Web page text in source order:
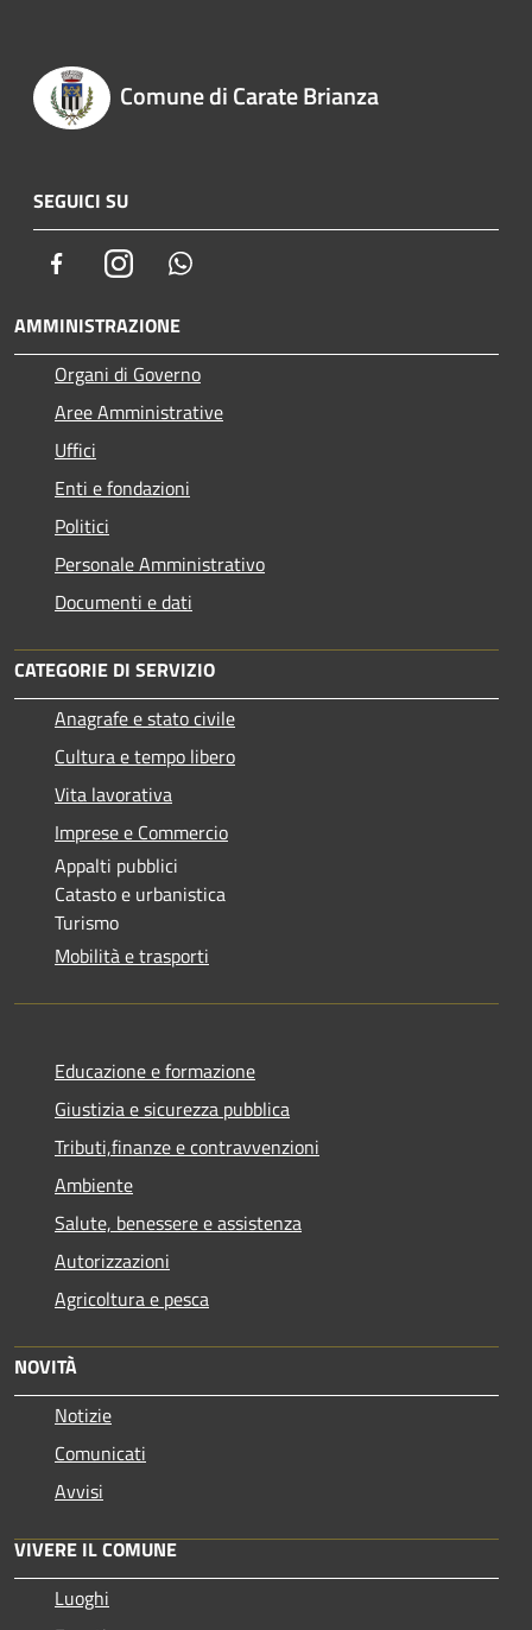
Comune di Carate Brianza
SEGUICI SU
FacebookInstagram
AMMINISTRAZIONE
Organi di Governo
Aree Amministrative
Uffici
Enti e fondazioni
Politici
Personale Amministrativo
Documenti e dati
CATEGORIE DI SERVIZIO
Anagrafe e stato civile
Cultura e tempo libero
Vita lavorativa
Imprese e Commercio
Appalti pubblici
Catasto e urbanistica
Turismo
Mobilità e trasporti
Educazione e formazione
Giustizia e sicurezza pubblica
Tributi,finanze e contravvenzioni
Ambiente
Salute, benessere e assistenza
Autorizzazioni
Agricoltura e pesca
NOVITÀ
Notizie
Comunicati
Avvisi
VIVERE IL COMUNE
Luoghi